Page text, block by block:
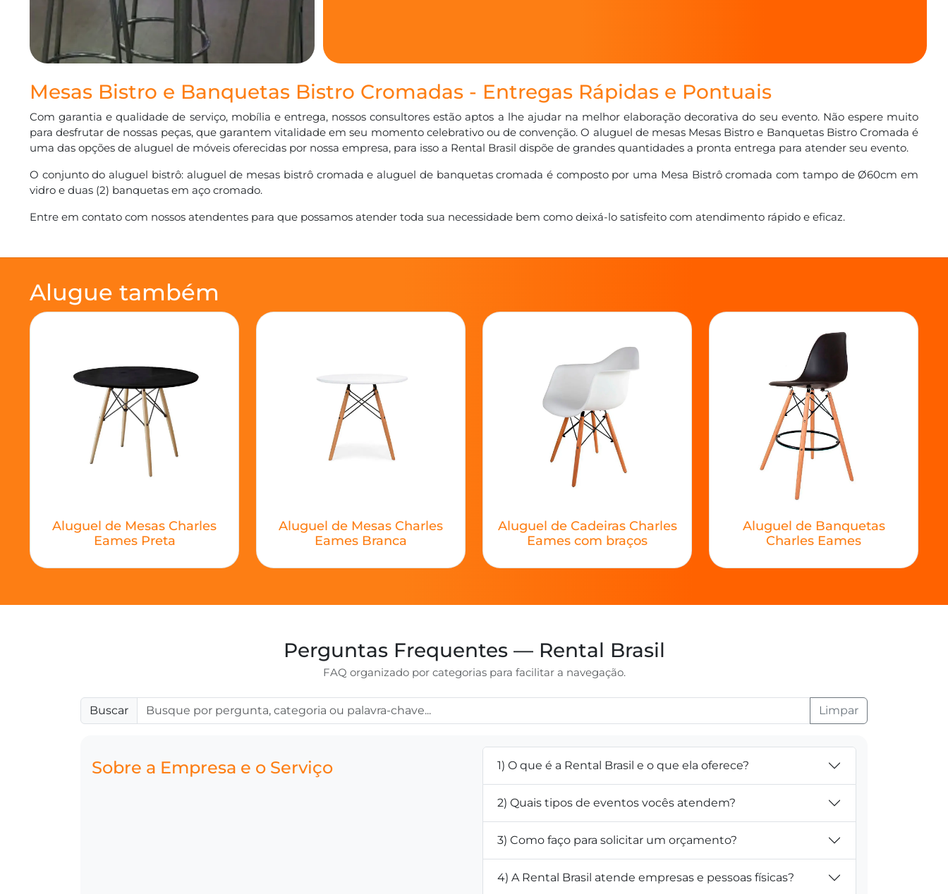
Mesas Bistro e Banquetas Bistro Cromadas - Entregas Rápidas e Pontuais
Com garantia e qualidade de serviço, mobília e entrega, nossos consultores estão aptos a lhe ajudar na melhor elaboração decorativa do seu evento. Não espere muito
para desfrutar de nossas peças, que garantem vitalidade em seu momento celebrativo ou de convenção. O aluguel de mesas Mesas Bistro e Banquetas Bistro Cromada é
uma das opções de aluguel de móveis oferecidas por nossa empresa, para isso a Rental Brasil dispõe de grandes quantidades a pronta entrega para atender seu evento.
O conjunto do aluguel bistrô: aluguel de mesas bistrô cromada e aluguel de banquetas cromada é composto por uma Mesa Bistrô cromada com tampo de Ø60cm em
vidro e duas (2) banquetas em aço cromado.
Entre em contato com nossos atendentes para que possamos atender toda sua necessidade bem como deixá-lo satisfeito com atendimento rápido e eficaz.
Alugue também
Aluguel de Mesas Charles
Eames Preta
Aluguel de Mesas Charles
Eames Branca
Aluguel de Cadeiras Charles
Eames com braços
Aluguel de Banquetas
Charles Eames
Perguntas Frequentes — Rental Brasil
FAQ organizado por categorias para facilitar a navegação.
Buscar Limpar
Sobre a Empresa e o Serviço 1) O que é a Rental Brasil e o que ela oferece?
2) Quais tipos de eventos vocês atendem?
3) Como faço para solicitar um orçamento?
4) A Rental Brasil atende empresas e pessoas físicas?